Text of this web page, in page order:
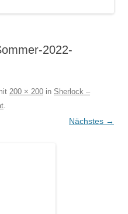
2022-
200 × 200 in Sherlock –
.
Nächstes →